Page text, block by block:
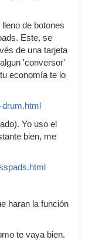
de botones
Este, se
de una tarjeta
'conversor'
economía te lo
Yo uso el
bien, me
haran la función
te vaya bien.